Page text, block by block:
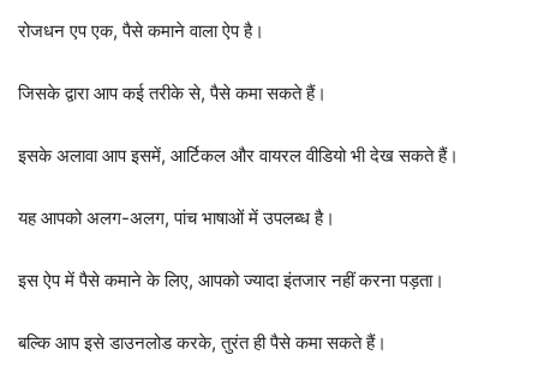
रोजधन एप एक, पैसे कमाने वाला ऐप है।
जिसके द्वारा आप कई तरीके से, पैसे कमा सकते हैं।
इसके अलावा आप इसमें, आर्टिकल और वायरल वीडियो भी देख सकते हैं।
यह आपको अलग-अलग, पांच भाषाओं में उपलब्ध है।
इस ऐप में पैसे कमाने के लिए, आपको ज्यादा इंतजार नहीं करना पड़ता।
बल्कि आप इसे डाउनलोड करके, तुरंत ही पैसे कमा सकते हैं।